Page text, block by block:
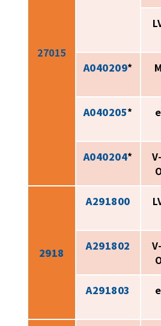
27015
A040209*
A040205*
A040204*
2918
A291800
A291802
A291803